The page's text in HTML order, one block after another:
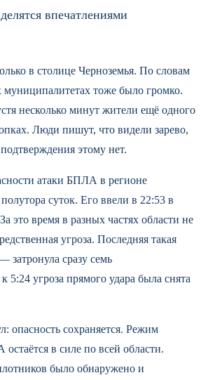
впечатлениями
в столице Черноземья. По словам
муниципалитетах тоже было громко.
несколько минут жители ещё одного
Люди пишут, что видели зарево,
этому нет.
атаки БПЛА в регионе
суток. Его ввели в 22:53 в
это время в разных частях области не
угроза. Последняя такая
сразу семь
5:24 угроза прямого удара была снята
опасность сохраняется. Режим
в силе по всей области.
было обнаружено и